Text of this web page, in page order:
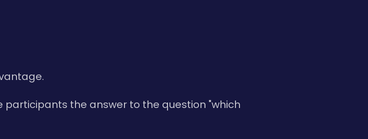
participants the answer to the question "which